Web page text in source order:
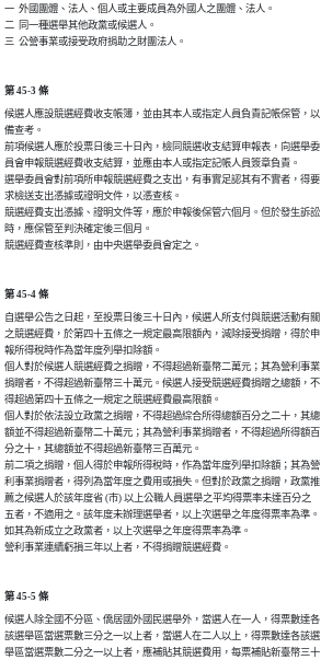
一  外國團體、法人、個人或主要成員為外國人之團體、法人。
二  同一種選舉其他政黨或候選人。
三  公營事業或接受政府捐助之財團法人。
第 45-3 條
候選人應設競選經費收支帳簿，並由其本人或指定人員負責記帳保管，以
備查考。
前項候選人應於投票日後三十日內，檢同競選收支結算申報表，向選舉委
員會申報競選經費收支結算，並應由本人或指定記帳人員簽章負責。
選舉委員會對前項所申報競選經費之支出，有事實足認其有不實者，得要
求檢送支出憑據或證明文件，以憑查核。
競選經費支出憑據、證明文件等，應於申報後保管六個月。但於發生訴訟
時，應保管至判決確定後三個月。
競選經費查核準則，由中央選舉委員會定之。
第 45-4 條
自選舉公告之日起，至投票日後三十日內，候選人所支付與競選活動有關
之競選經費，於第四十五條之一規定最高限額內，減除接受捐贈，得於申
報所得稅時作為當年度列舉扣除額。
個人對於候選人競選經費之捐贈，不得超過新臺幣二萬元；其為營利事業
捐贈者，不得超過新臺幣三十萬元。候選人接受競選經費捐贈之總額，不
得超過第四十五條之一規定之競選經費最高限額。
個人對於依法設立政黨之捐贈，不得超過綜合所得總額百分之二十，其總
額並不得超過新臺幣二十萬元；其為營利事業捐贈者，不得超過所得額百
分之十，其總額並不得超過新臺幣三百萬元。
前二項之捐贈，個人得於申報所得稅時，作為當年度列舉扣除額；其為營
利事業捐贈者，得列為當年度之費用或損失。但對於政黨之捐贈，政黨推
薦之候選人於該年度省 (市) 以上公職人員選舉之平均得票率未達百分之
五者，不適用之。該年度未辦理選舉者，以上次選舉之年度得票率為準。
如其為新成立之政黨者，以上次選舉之年度得票率為準。
營利事業連續虧損三年以上者，不得捐贈競選經費。
第 45-5 條
候選人除全國不分區、僑居國外國民選舉外，當選人在一人，得票數達各
該選舉區當選票數三分之一以上者，當選人在二人以上，得票數達各該選
舉區當選票數二分之一以上者，應補貼其競選費用，每票補貼新臺幣三十